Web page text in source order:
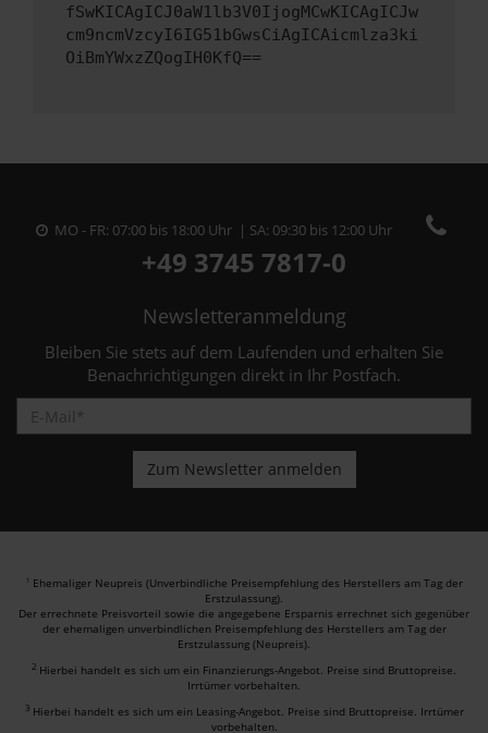
fSwKICAgICJ0aW1lb3V0IjogMCwKICAgICJw
cm9ncmVzcyI6IG51bGwsCiAgICAicmlza3ki
OiBmYWxzZQogIH0KfQ==
MO - FR: 07:00 bis 18:00 Uhr | SA: 09:30 bis 12:00 Uhr
+49 3745 7817-0
Newsletteranmeldung
Bleiben Sie stets auf dem Laufenden und erhalten Sie
Benachrichtigungen direkt in Ihr Postfach.
1 Ehemaliger Neupreis (Unverbindliche Preisempfehlung des Herstellers am Tag der
Erstzulassung).
Der errechnete Preisvorteil sowie die angegebene Ersparnis errechnet sich gegenüber
der ehemaligen unverbindlichen Preisempfehlung des Herstellers am Tag der
Erstzulassung (Neupreis).
2 Hierbei handelt es sich um ein Finanzierungs-Angebot. Preise sind Bruttopreise.
Irrtümer vorbehalten.
3 Hierbei handelt es sich um ein Leasing-Angebot. Preise sind Bruttopreise. Irrtümer
vorbehalten.